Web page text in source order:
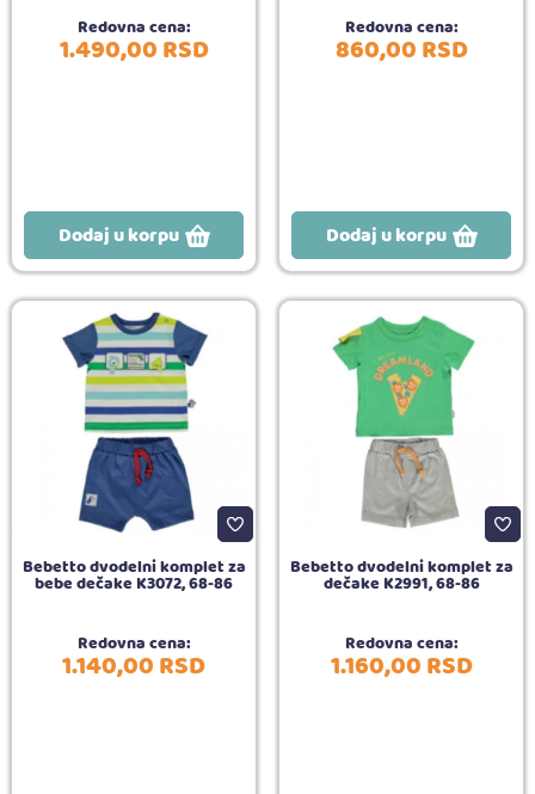
Redovna cena:
1.490,00RSD
Dodaj u korpu
Redovna cena:
860,00RSD
Dodaj u korpu
Bebetto dvodelni komplet za
bebe dečake K3072, 68-86
Redovna cena:
1.140,00RSD
Bebetto dvodelni komplet za
dečake K2991, 68-86
Redovna cena:
1.160,00RSD